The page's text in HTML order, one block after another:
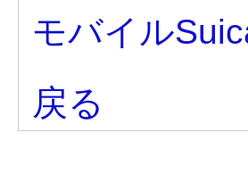
モバイル
戻る